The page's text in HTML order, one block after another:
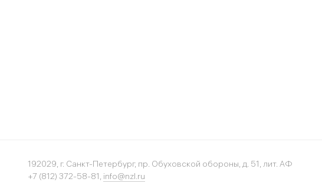
192029, г. Санкт-Петербург, пр. Обуховской обороны, д. 51, лит. АФ
+7 (812) 372-58-81, info@nzl.ru